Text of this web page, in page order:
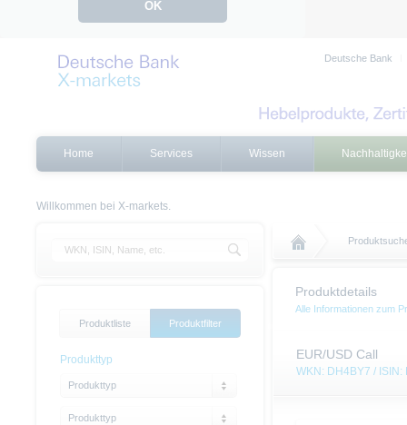
OK
Deutsche Bank
Home Services Wissen
Willkommen bei X-markets.
Produktdetails
Alle Informationen zum
EUR/USD Call
WKN: DH4BY7 /
Produktliste Produktfilter
Produkttyp
Produkttyp
Produkttyp